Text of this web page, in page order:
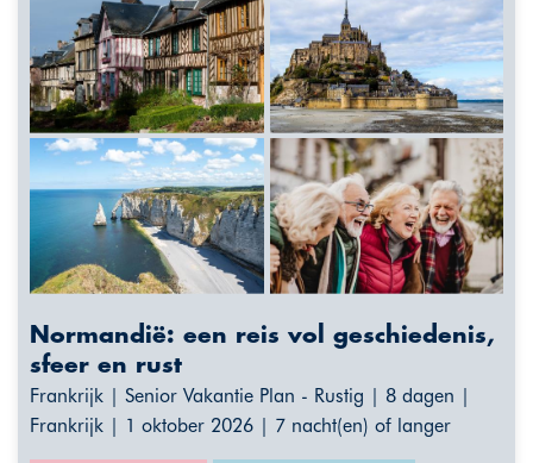
Normandië: een reis vol geschiedenis,
sfeer en rust
Frankrijk | Senior Vakantie Plan - Rustig | 8 dagen |
Frankrijk | 1 oktober 2026 | 7 nacht(en) of langer